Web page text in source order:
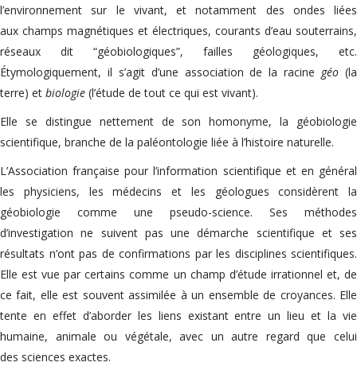
l’environnement sur le vivant, et notamment des ondes liées
aux champs magnétiques et électriques, courants d’eau souterrains,
réseaux dit “géobiologiques”, failles géologiques, etc.
Étymologiquement, il s’agit d’une association de la racine géo (la
terre) et biologie (l’étude de tout ce qui est vivant).
Elle se distingue nettement de son homonyme, la géobiologie
scientifique, branche de la paléontologie liée à l’histoire naturelle.
L’Association française pour l’information scientifique et en général
les physiciens, les médecins et les géologues considèrent la
géobiologie comme une pseudo-science. Ses méthodes
d’investigation ne suivent pas une démarche scientifique et ses
résultats n’ont pas de confirmations par les disciplines scientifiques.
Elle est vue par certains comme un champ d’étude irrationnel et, de
ce fait, elle est souvent assimilée à un ensemble de croyances. Elle
tente en effet d’aborder les liens existant entre un lieu et la vie
humaine, animale ou végétale, avec un autre regard que celui
des sciences exactes.